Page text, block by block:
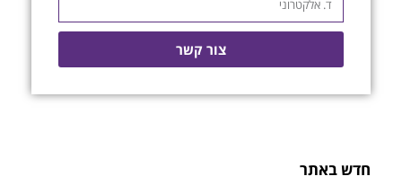
צור קשר
חדש באתר